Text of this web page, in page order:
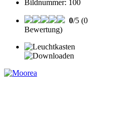
Bildnummer: 100
0/5 (0
Bewertung)